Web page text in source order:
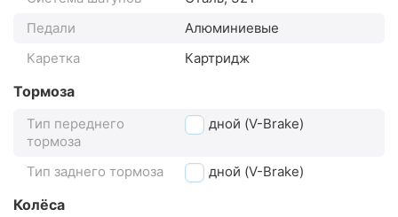
Педали
Алюминиевые
Каретка
Картридж
Тормоза
Тип переднего
тормоза
ободной (V-Brake)
Тип заднего тормоза ободной (V-Brake)
Колёса